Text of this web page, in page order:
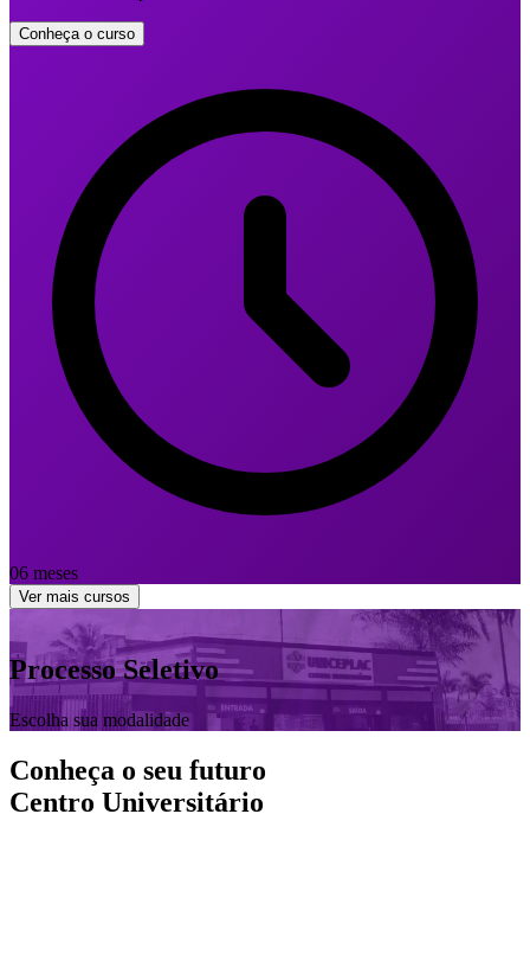
Conheça o curso
06 meses
Ver mais cursos
Processo Seletivo
Escolha sua modalidade
Conheça o seu futuro
Centro Universitário